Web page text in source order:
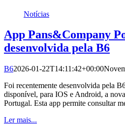
Notícias
App Pans&Company
desenvolvida pela B6
B62026-01-22T14:11:42+00:00
Foi recentemente desenvolvida pela
disponível, para IOS e Android, a
Portugal. Esta app permite consultar
Ler mais...